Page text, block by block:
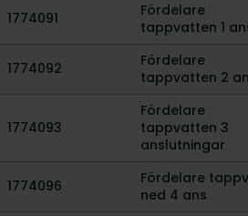
1774091
Fördelare
tappvatten 1
1774092
Fördelare
tappvatten 2
1774093
Fördelare
tappvatten 3
anslutningar
1774096
Fördelare
ned 4 ans